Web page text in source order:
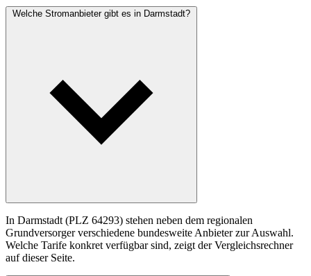
Welche Stromanbieter gibt es in Darmstadt?
In Darmstadt (PLZ 64293) stehen neben dem regionalen
Grundversorger verschiedene bundesweite Anbieter zur Auswahl.
Welche Tarife konkret verfügbar sind, zeigt der Vergleichsrechner
auf dieser Seite.